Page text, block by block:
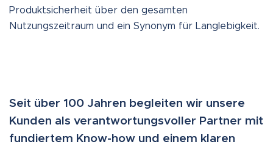
Produktsicherheit über den gesamten
Nutzungszeitraum und ein Synonym für Langlebigkeit.
Seit über 100 Jahren begleiten wir unsere
Kunden als verantwortungsvoller Partner mit
fundiertem Know-how und einem klaren